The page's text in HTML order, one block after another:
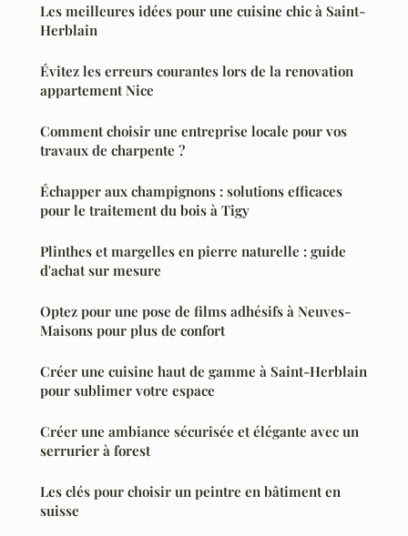
Les meilleures idées pour une cuisine chic à Saint-
Herblain
Évitez les erreurs courantes lors de la renovation
appartement Nice
Comment choisir une entreprise locale pour vos
travaux de charpente ?
Échapper aux champignons : solutions efficaces
pour le traitement du bois à Tigy
Plinthes et margelles en pierre naturelle : guide
d'achat sur mesure
Optez pour une pose de films adhésifs à Neuves-
Maisons pour plus de confort
Créer une cuisine haut de gamme à Saint-Herblain
pour sublimer votre espace
Créer une ambiance sécurisée et élégante avec un
serrurier à forest
Les clés pour choisir un peintre en bâtiment en
suisse